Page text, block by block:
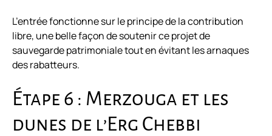
L’entrée fonctionne sur le principe de la contribution
libre, une belle façon de soutenir ce projet de
sauvegarde patrimoniale tout en évitant les arnaques
des rabatteurs.
Étape 6 : Merzouga et les
dunes de l’Erg Chebbi